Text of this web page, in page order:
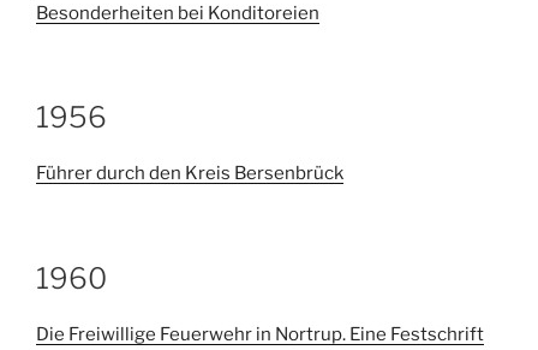
Besonderheiten bei Konditoreien
1956
Führer durch den Kreis Bersenbrück
1960
Die Freiwillige Feuerwehr in Nortrup. Eine Festschrift